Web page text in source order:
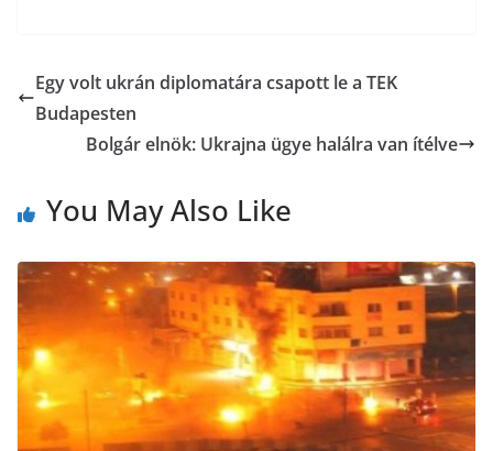
b
o
k
t
r
l
z
e
g
Egy volt ukrán diplomatára csapott le a TEK
Budapesten
Bolgár elnök: Ukrajna ügye halálra van ítélve
You May Also Like